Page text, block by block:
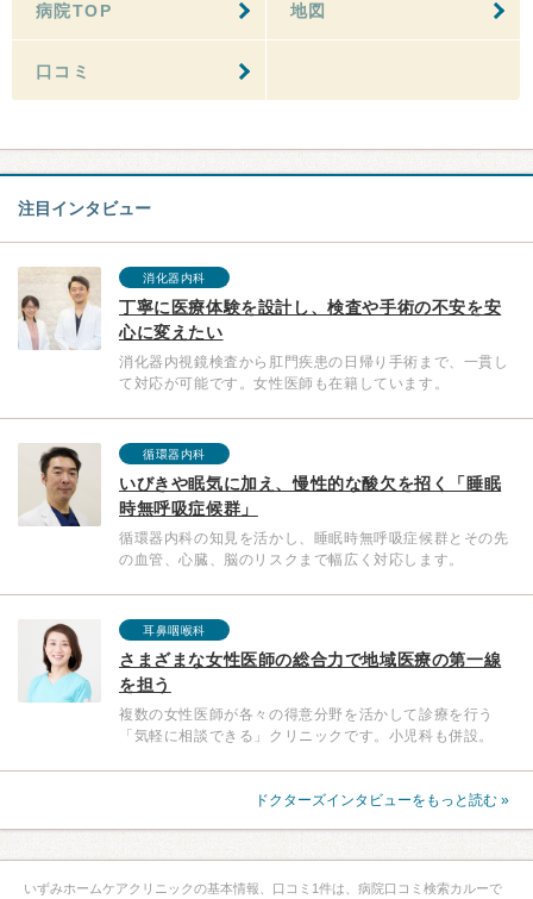
病院TOP 地図
口コミ
注目インタビュー
消化器内科
丁寧に医療体験を設計し、検査や手術の不安を安
心に変えたい
消化器内視鏡検査から肛門疾患の日帰り手術まで、一貫し
て対応が可能です。女性医師も在籍しています。
循環器内科
いびきや眠気に加え、慢性的な酸欠を招く「睡眠
時無呼吸症候群」
循環器内科の知見を活かし、睡眠時無呼吸症候群とその先
の血管、心臓、脳のリスクまで幅広く対応します。
耳鼻咽喉科
さまざまな女性医師の総合力で地域医療の第一線
を担う
複数の女性医師が各々の得意分野を活かして診療を行う
「気軽に相談できる」クリニックです。小児科も併設。
ドクターズインタビューをもっと読む »
いずみホームケアクリニックの基本情報、口コミ1件は、病院口コミ検索カルーで